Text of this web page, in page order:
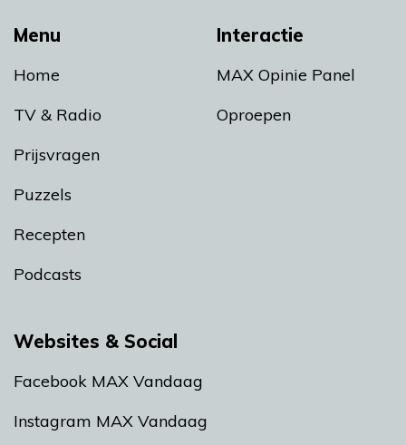
Menu
Home
TV & Radio
Prijsvragen
Puzzels
Recepten
Podcasts
Interactie
MAX Opinie Panel
Oproepen
Websites & Social
Facebook MAX Vandaag
Instagram MAX Vandaag